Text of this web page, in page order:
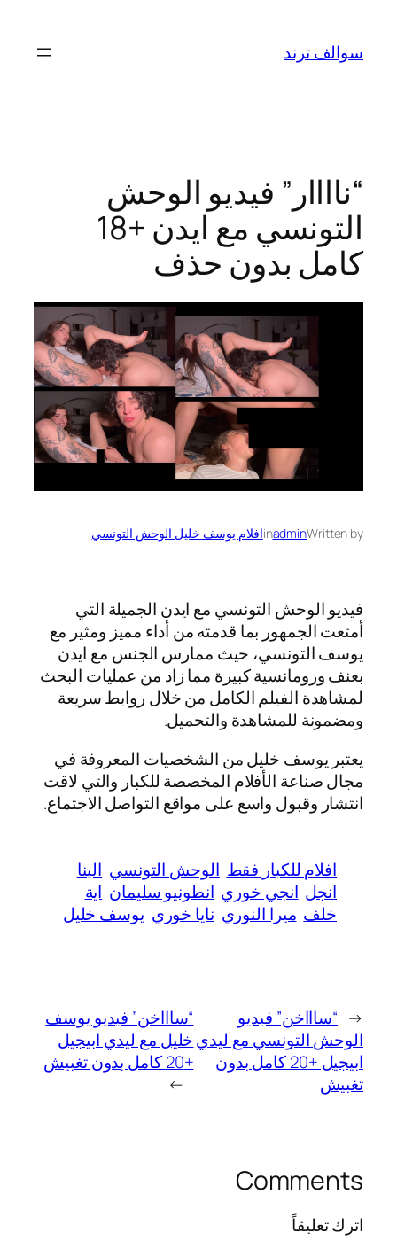
المحتوى
سوالف ترند
“ناااار” فيديو الوحش
التونسي مع ايدن +18
كامل بدون حذف
Written by
admin
inافلام يوسف خليل الوحش التونسي
فيديو الوحش التونسي مع ايدن الجميلة التي
أمتعت الجمهور بما قدمته من أداء مميز ومثير مع
يوسف التونسي، حيث ممارس الجنس مع ايدن
بعنف ورومانسية كبيرة مما زاد من عمليات البحث
لمشاهدة الفيلم الكامل من خلال روابط سريعة
ومضمونة للمشاهدة والتحميل.
يعتبر يوسف خليل من الشخصيات المعروفة في
مجال صناعة الأفلام المخصصة للكبار والتي لاقت
انتشار وقبول واسع على مواقع التواصل الاجتماع.
افلام للكبار فقط الوحش التونسي الينا
انجل انجي خوري انطونيو سليمان اية
خلف ميرا النوري نايا خوري يوسف خليل
← “ساااخن” فيديو
الوحش التونسي مع ليدي
ابيجيل +20 كامل بدون
تغبيش
“ساااخن” فيديو يوسف
خليل مع ليدي ابيجيل
+20 كامل بدون تغبيش
→
Comments
اترك تعليقاً